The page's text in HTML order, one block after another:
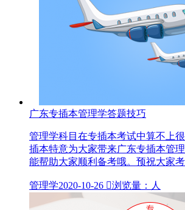
广东专插本管理学答题技巧
管理学科目在专插本考试中算不上
插本特意为大家带来广东专插本管
能帮助大家顺利备考哦。预祝大家考
管理学2020-10-26 浏览量：人